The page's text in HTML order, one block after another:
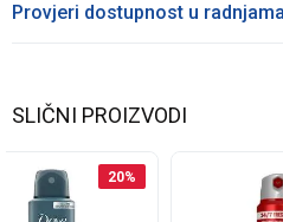
Provjeri dostupnost u radnjama
SLIČNI PROIZVODI
20%